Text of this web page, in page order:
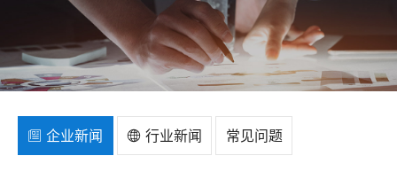
企业新闻 行业新闻 常见问题